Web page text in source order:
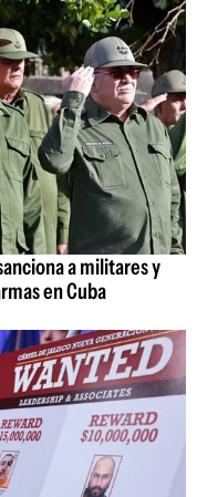
a militares y
en Cuba